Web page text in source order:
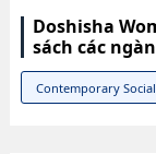
Doshisha
sách các
Contemporary